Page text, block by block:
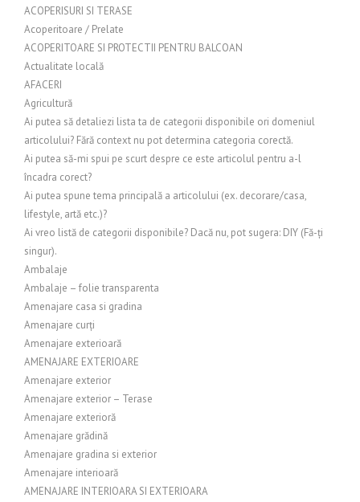
ACOPERISURI SI TERASE
Acoperitoare / Prelate
ACOPERITOARE SI PROTECTII PENTRU BALCOAN
Actualitate locală
AFACERI
Agricultură
Ai putea să detaliezi lista ta de categorii disponibile ori domeniul
articolului? Fără context nu pot determina categoria corectă.
Ai putea să-mi spui pe scurt despre ce este articolul pentru a-l
încadra corect?
Ai putea spune tema principală a articolului (ex. decorare/casa,
lifestyle, artă etc.)?
Ai vreo listă de categorii disponibile? Dacă nu, pot sugera: DIY (Fă-ți
singur).
Ambalaje
Ambalaje – folie transparenta
Amenajare casa si gradina
Amenajare curți
Amenajare exterioară
AMENAJARE EXTERIOARE
Amenajare exterior
Amenajare exterior – Terase
Amenajare exterioră
Amenajare grădină
Amenajare gradina si exterior
Amenajare interioară
AMENAJARE INTERIOARA SI EXTERIOARA